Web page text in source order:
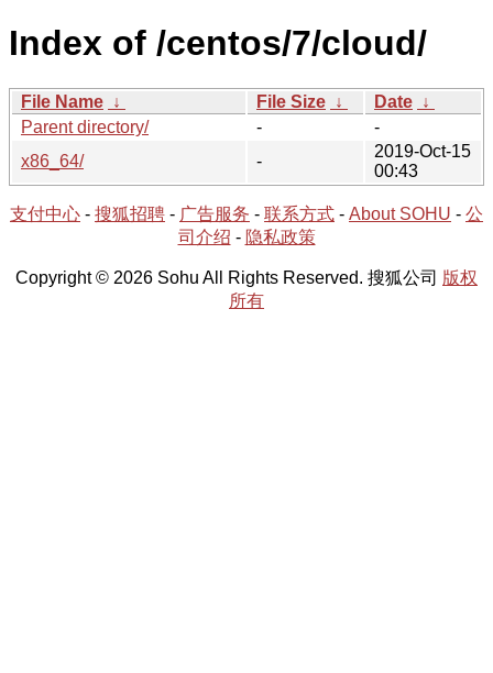
Index of /centos/7/cloud/
File Name ↓ File Size ↓ Date ↓
Parent directory/
-
-
x86_64/
-
2019-Oct-15
00:43
支付中心 - 搜狐招聘 - 广告服务 - 联系方式 - About SOHU - 公
司介绍 - 隐私政策
Copyright © 2026 Sohu All Rights Reserved. 搜狐公司 版权
所有